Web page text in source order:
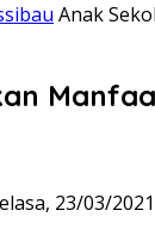
Anak
23/03/